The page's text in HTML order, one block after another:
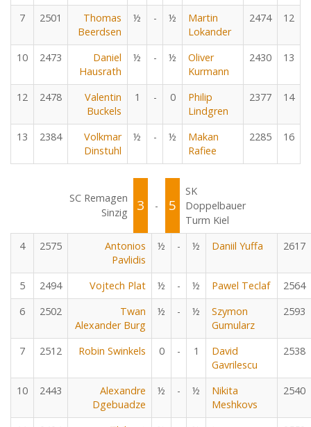
7 2501
Thomas
Beerdsen
½ - ½
Martin
Lokander
2474 12
10 2473
Daniel
Hausrath
½ - ½
Oliver
Kurmann
2430 13
12 2478
Valentin
Buckels
1 - 0
Philip
Lindgren
2377 14
13 2384
Volkmar
Dinstuhl
½ - ½
Makan
Rafiee
2285 16
SC Remagen
Sinzig
3 - 5
SK
Doppelbauer
Turm Kiel
4
2575
Antonios
Pavlidis
½ - ½ Daniil Yuffa 2617
5 2494 Vojtech Plat ½ - ½ Pawel Teclaf
2564
6
2502
Twan
Alexander Burg
½ - ½
Szymon
Gumularz
2593
7 2512 Robin Swinkels 0 - 1
David
Gavrilescu
2538
10 2443
Alexandre
Dgebuadze
½ - ½
Nikita
Meshkovs
2540